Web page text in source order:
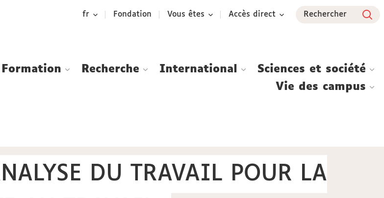
fr Fondation Vous êtes Accès direct Rechercher
Formation Recherche International
Sciences et société
Vie des campus
DU TRAVAIL POUR LA